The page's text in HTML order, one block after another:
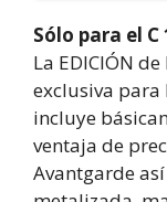
Sólo para el C
La EDICIÓN
exclusiva para
incluye
ventaja de
Avantgarde